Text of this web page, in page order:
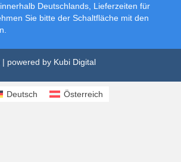
Deutschlands, Lieferzeiten für
Sie bitte der Schaltfläche mit den
powered by Kubi Digital
Deutsch Österreich